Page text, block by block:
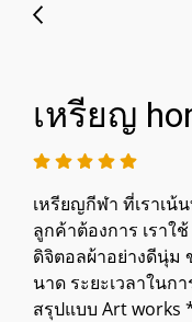
เหรียญ
เหรียญกีฬา ที่เราเ
ลูกค้าต้องการ เรา
ดิจิตอลผ้าอย่างดีนุ่ม
นาด ระยะเวลาในก
สรุปแบบ Art works